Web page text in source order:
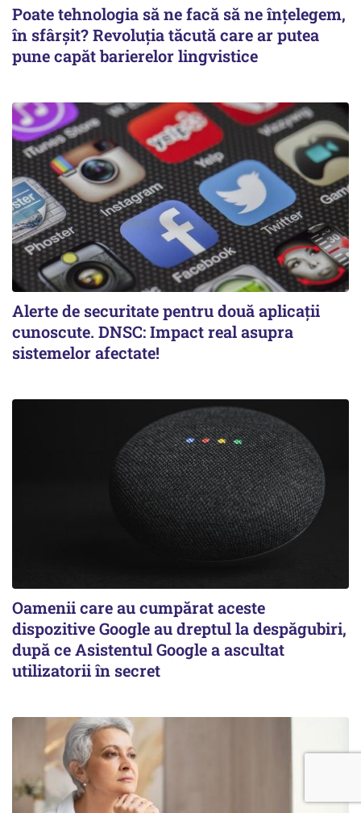
Poate tehnologia să ne facă să ne înțelegem,
în sfârșit? Revoluția tăcută care ar putea
pune capăt barierelor lingvistice
Alerte de securitate pentru două aplicații
cunoscute. DNSC: Impact real asupra
sistemelor afectate!
Oamenii care au cumpărat aceste
dispozitive Google au dreptul la despăgubiri,
după ce Asistentul Google a ascultat
utilizatorii în secret